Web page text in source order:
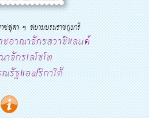
ชสุดา ฯ สยามบรมราชกุมารี
ชอาณาจักรสวาซิแลนด์
จักรเลโซโท
ณรัฐแอฟริกาใต้